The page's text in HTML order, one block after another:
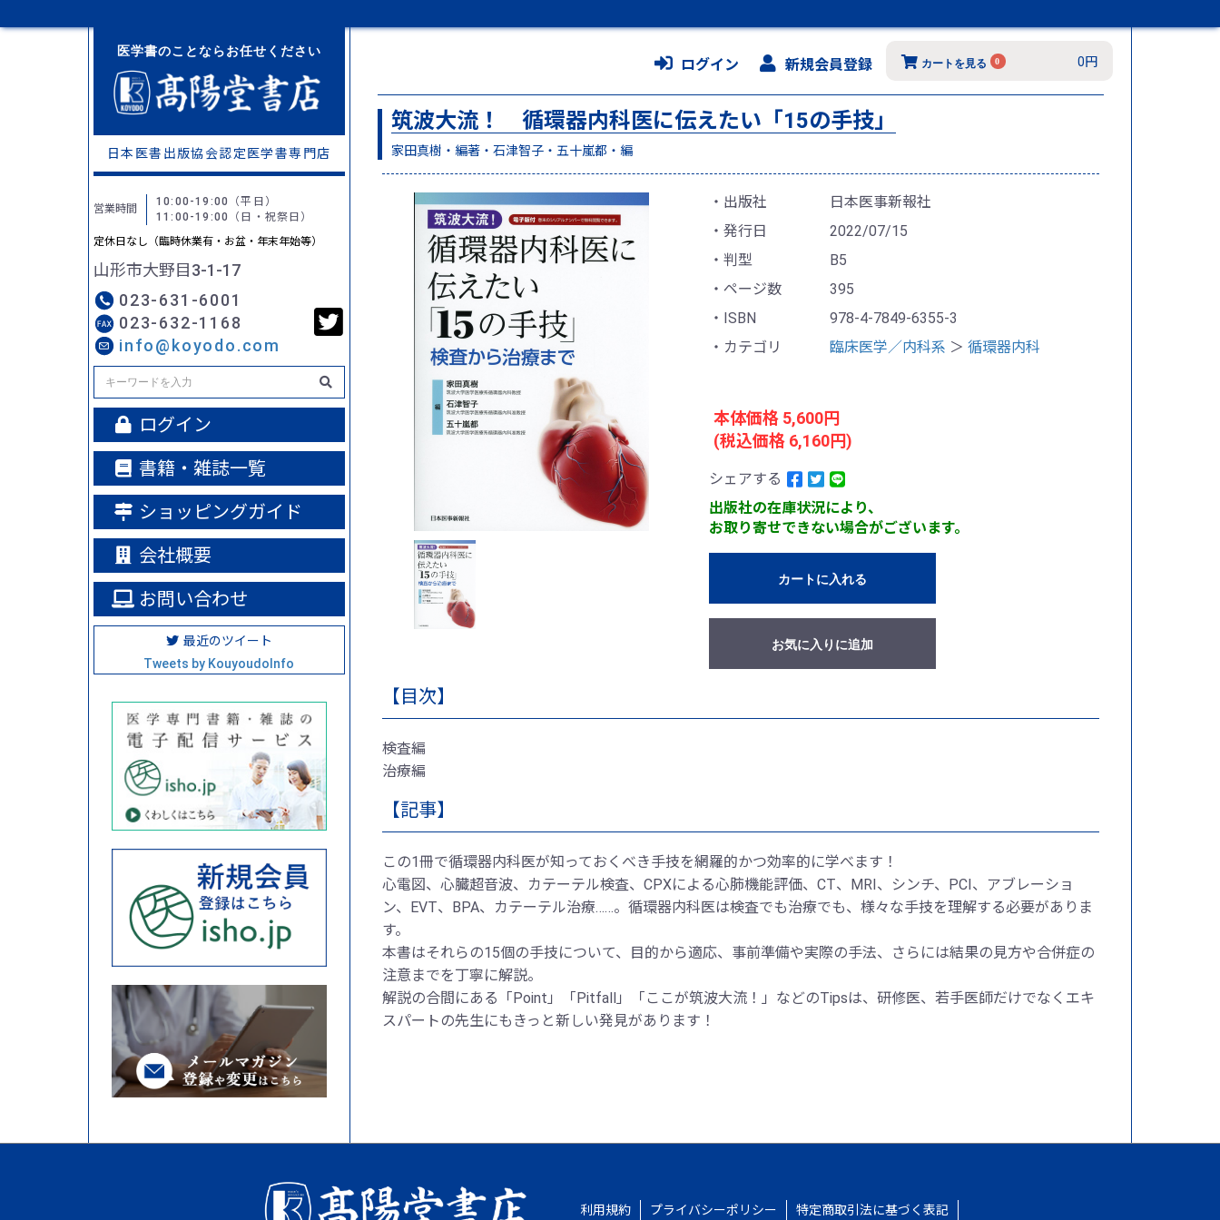
医学書のことならお任せください
日本医書出版協会認定医学書専門店
営業時間
10:00-19:00
（平日）
11:00-19:00
（日・祝祭日）
定休日なし（臨時休業有・お盆・年末年始等）
山形市大野目3-1-17
023-631-6001
023-632-1168
info@koyodo.com
ログイン
書籍・雑誌一覧
ショッピングガイド
会社概要
お問い合わせ
最近のツイート
Tweets by KouyoudoInfo
ログイン 新規会員登録 カートを見る 0 0円
筑波大流！ 循環器内科医に伝えたい「15の手技」
家田真樹・編著・石津智子・五十嵐都・編
出版社
日本医事新報社
発行日
2022/07/15
判型
B5
ページ数
395
ISBN
978-4-7849-6355-3
カテゴリ
臨床医学／内科系 ＞ 循環器内科
本体価格 5,600円
(税込価格 6,160円)
シェアする
出版社の在庫状況により、
お取り寄せできない場合がございます。
カートに入れる
お気に入りに追加
【目次】
検査編
治療編
【記事】
この1冊で循環器内科医が知っておくべき手技を網羅的かつ効率的に学べます！
心電図、心臓超音波、カテーテル検査、CPXによる心肺機能評価、CT、MRI、シンチ、PCI、アブレーショ
ン、EVT、BPA、カテーテル治療……。循環器内科医は検査でも治療でも、様々な手技を理解する必要がありま
す。
本書はそれらの15個の手技について、目的から適応、事前準備や実際の手法、さらには結果の見方や合併症の
注意までを丁寧に解説。
解説の合間にある「Point」「Pitfall」「ここが筑波大流！」などのTipsは、研修医、若手医師だけでなくエキ
スパートの先生にもきっと新しい発見があります！
利用規約 プライバシーポリシー 特定商取引法に基づく表記